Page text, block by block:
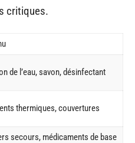
critiques.
de l’eau, savon, désinfectant
thermiques, couvertures
secours, médicaments de base